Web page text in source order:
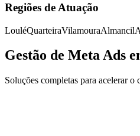
Regiões de Atuação
LouléQuarteiraVilamouraAlmancil
Gestão de Meta Ads
Soluções completas para acelerar o